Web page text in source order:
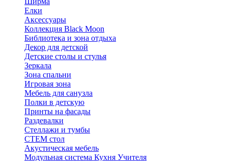
Елки
Аксессуары
Коллекция Black Moon
Библиотека и зона отдыха
Декор для детской
Детские столы и стулья
Зеркала
Зона спальни
Игровая зона
Мебель для санузла
Полки в детскую
Принты на фасады
Раздевалки
Стеллажи и тумбы
СТЕМ стол
Акустическая мебель
Модульная система Кухня Учителя